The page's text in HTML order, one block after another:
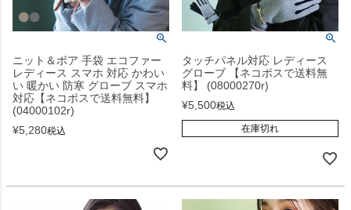
ニット＆ボア 手袋 エコファー
レディース スマホ 対応 かわい
い 暖かい 防寒 グローブ スマホ
対応【ネコポスで送料無料】
(04000102r)
¥5,280税込
タッチパネル対応 レディース
グローブ 【ネコポスで送料無
料】 (08000270r)
¥5,500税込
在庫切れ